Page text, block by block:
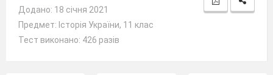
Додано: 18 січня 2021
Предмет: Історія України, 11 клас
Тест виконано: 426 разів